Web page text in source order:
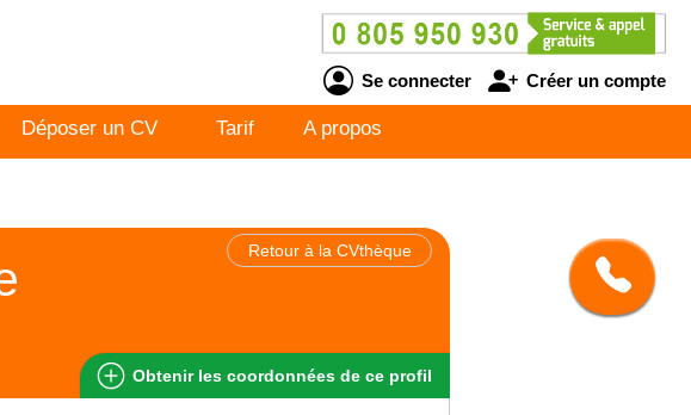
Se connecter Créer un compte
Déposer un CV Tarif A propos
Retour à la CVthèque
Obtenir les coordonnées de ce profil